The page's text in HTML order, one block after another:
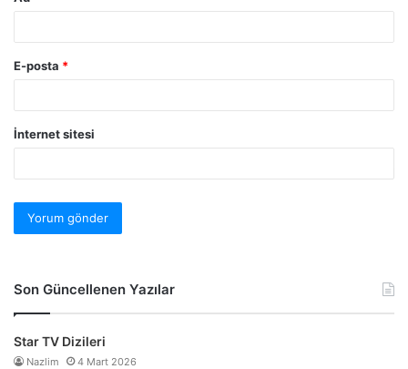
E-posta *
İnternet sitesi
Son Güncellenen Yazılar
Star TV Dizileri
Nazlim 4 Mart 2026